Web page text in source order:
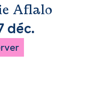
Aflalo
déc.